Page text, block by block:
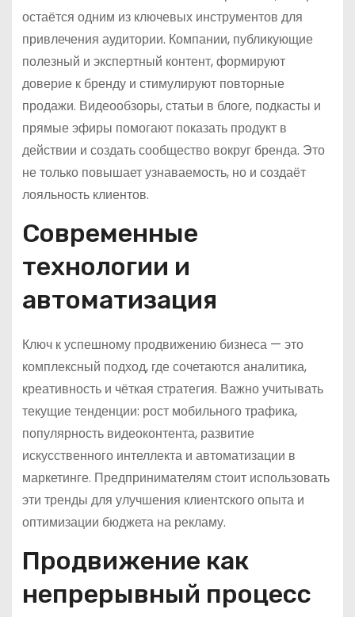
остаётся одним из ключевых инструментов для
привлечения аудитории. Компании, публикующие
полезный и экспертный контент, формируют
доверие к бренду и стимулируют повторные
продажи. Видеообзоры, статьи в блоге, подкасты и
прямые эфиры помогают показать продукт в
действии и создать сообщество вокруг бренда. Это
не только повышает узнаваемость, но и создаёт
лояльность клиентов.
Современные
технологии и
автоматизация
Ключ к успешному продвижению бизнеса — это
комплексный подход, где сочетаются аналитика,
креативность и чёткая стратегия. Важно учитывать
текущие тенденции: рост мобильного трафика,
популярность видеоконтента, развитие
искусственного интеллекта и автоматизации в
маркетинге. Предпринимателям стоит использовать
эти тренды для улучшения клиентского опыта и
оптимизации бюджета на рекламу.
Продвижение как
непрерывный процесс